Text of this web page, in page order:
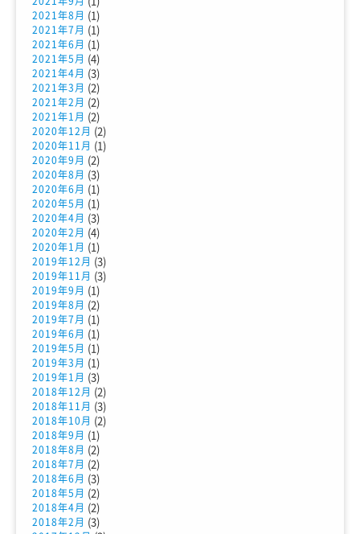
2021年8月 (1)
2021年7月 (1)
2021年6月 (1)
2021年5月 (4)
2021年4月 (3)
2021年3月 (2)
2021年2月 (2)
2021年1月 (2)
2020年12月 (2)
2020年11月 (1)
2020年9月 (2)
2020年8月 (3)
2020年6月 (1)
2020年5月 (1)
2020年4月 (3)
2020年2月 (4)
2020年1月 (1)
2019年12月 (3)
2019年11月 (3)
2019年9月 (1)
2019年8月 (2)
2019年7月 (1)
2019年6月 (1)
2019年5月 (1)
2019年3月 (1)
2019年1月 (3)
2018年12月 (2)
2018年11月 (3)
2018年10月 (2)
2018年9月 (1)
2018年8月 (2)
2018年7月 (2)
2018年6月 (3)
2018年5月 (2)
2018年4月 (2)
2018年2月 (3)